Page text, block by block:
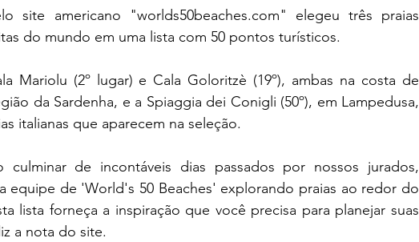
do mundo em uma lista com 50 pontos turísticos.
Mariolu (2º lugar) e Cala Goloritzè (19º), ambas na costa de
da Sardenha, e a Spiaggia dei Conigli (50º), em Lampedusa,
italianas que aparecem na seleção.
de incontáveis dias passados por nossos jurados,
equipe de 'World's 50 Beaches' explorando praias ao redor do
lista forneça a inspiração que você precisa para planejar suas
a nota do site.